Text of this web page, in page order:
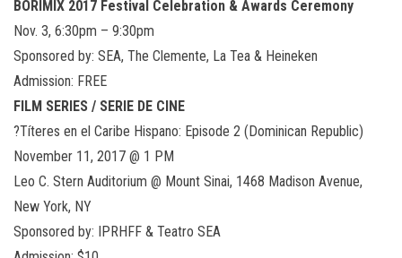
BORIMIX 2017 Festival Celebration & Awards Ceremony
Nov. 3, 6:30pm – 9:30pm
Sponsored by: SEA, The Clemente, La Tea & Heineken
Admission: FREE
FILM SERIES / SERIE DE CINE
?Títeres en el Caribe Hispano: Episode 2 (Dominican Republic)
November 11, 2017 @ 1 PM
Leo C. Stern Auditorium @ Mount Sinai, 1468 Madison Avenue,
New York, NY
Sponsored by: IPRHFF & Teatro SEA